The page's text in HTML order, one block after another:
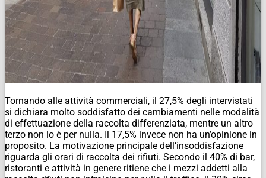
Tornando alle attività commerciali, il 27,5% degli intervistati
si dichiara molto soddisfatto dei cambiamenti nelle modalità
di effettuazione della raccolta differenziata, mentre un altro
terzo non lo è per nulla. Il 17,5% invece non ha un’opinione in
proposito. La motivazione principale dell’insoddisfazione
riguarda gli orari di raccolta dei rifiuti. Secondo il 40% di bar,
ristoranti e attività in genere ritiene che i mezzi addetti alla